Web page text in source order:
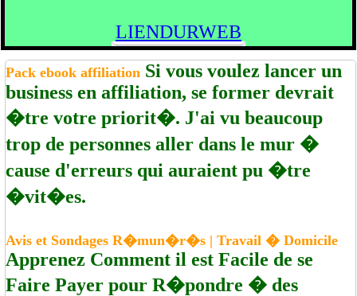
LIENDURWEB
Pack ebook affiliation Si vous voulez lancer un
business en affiliation, se former devrait
�tre votre priorit�. J'ai vu beaucoup
trop de personnes aller dans le mur �
cause d'erreurs qui auraient pu �tre
�vit�es.
Avis et Sondages R�mun�r�s | Travail � Domicile
Apprenez Comment il est Facile de se
Faire Payer pour R�pondre � des